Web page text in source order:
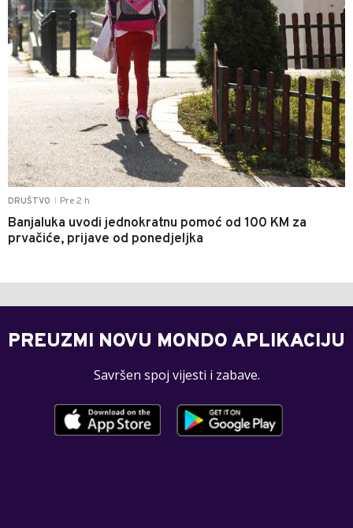
DRUŠTVO Pre 2 h
Banjaluka uvodi jednokratnu pomoć od 100 KM za
prvačiće, prijave od ponedjeljka
PREUZMI NOVU MONDO APLIKACIJU
Savršen spoj vijesti i zabave.